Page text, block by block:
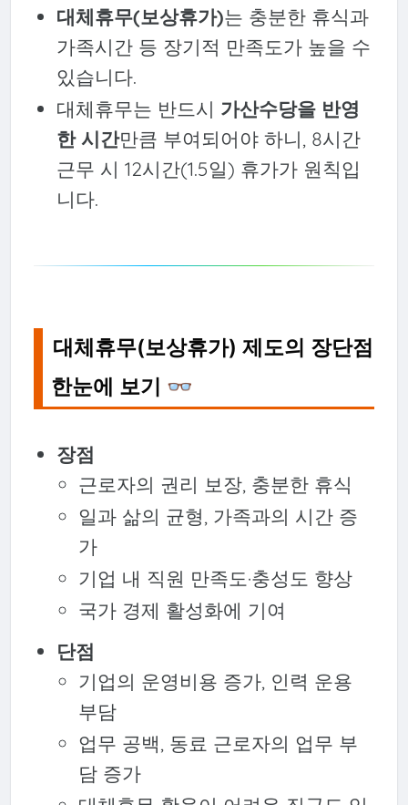
대체휴무(보상휴가)는 충분한 휴식과
가족시간 등 장기적 만족도가 높을 수
있습니다.
대체휴무는 반드시 가산수당을 반영
한 시간만큼 부여되어야 하니, 8시간
근무 시 12시간(1.5일) 휴가가 원칙입
니다.
대체휴무(보상휴가) 제도의 장단점
한눈에 보기 👓
장점
근로자의 권리 보장, 충분한 휴식
일과 삶의 균형, 가족과의 시간 증
가
기업 내 직원 만족도·충성도 향상
국가 경제 활성화에 기여
단점
기업의 운영비용 증가, 인력 운용
부담
업무 공백, 동료 근로자의 업무 부
담 증가